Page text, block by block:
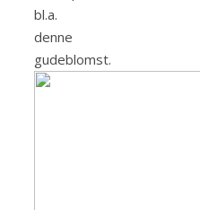
bl.a.
denne
gudeblomst.